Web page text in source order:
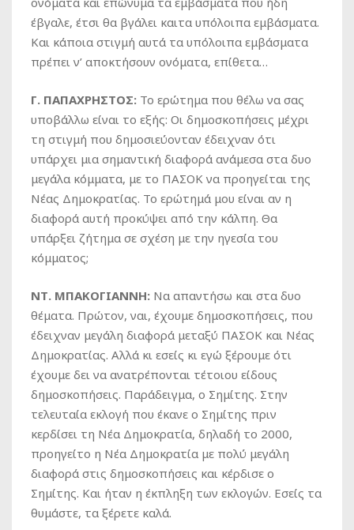
έβγαλε, έτσι θα βγάλει καιτα υπόλοιπα εμβάσματα.
Και κάποια στιγμή αυτά τα υπόλοιπα εμβάσματα
πρέπει ν’ αποκτήσουν ονόματα, επίθετα…
Γ. ΠΑΠΑΧΡΗΣΤΟΣ: Το ερώτημα που θέλω να σας
υποβάλλω είναι το εξής: Οι δημοσκοπήσεις μέχρι
τη στιγμή που δημοσιεύονταν έδειχναν ότι
υπάρχει μια σημαντική διαφορά ανάμεσα στα δυο
μεγάλα κόμματα, με το ΠΑΣΟΚ να προηγείται της
Νέας Δημοκρατίας. Το ερώτημά μου είναι αν η
διαφορά αυτή προκύψει από την κάλπη. Θα
υπάρξει ζήτημα σε σχέση με την ηγεσία του
κόμματος;
ΝΤ. ΜΠΑΚΟΓΙΑΝΝΗ: Να απαντήσω και στα δυο
θέματα. Πρώτον, ναι, έχουμε δημοσκοπήσεις, που
έδειχναν μεγάλη διαφορά μεταξύ ΠΑΣΟΚ και Νέας
Δημοκρατίας. Αλλά κι εσείς κι εγώ ξέρουμε ότι
έχουμε δει να ανατρέπονται τέτοιου είδους
δημοσκοπήσεις. Παράδειγμα, ο Σημίτης. Στην
τελευταία εκλογή που έκανε ο Σημίτης πριν
κερδίσει τη Νέα Δημοκρατία, δηλαδή το 2000,
προηγείτο η Νέα Δημοκρατία με πολύ μεγάλη
διαφορά στις δημοσκοπήσεις και κέρδισε ο
Σημίτης. Και ήταν η έκπληξη των εκλογών. Εσείς τα
θυμάστε, τα ξέρετε καλά.